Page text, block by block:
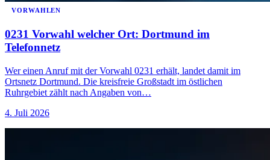
VORWAHLEN
0231 Vorwahl welcher Ort: Dortmund im
Telefonnetz
Wer einen Anruf mit der Vorwahl 0231 erhält, landet damit im
Ortsnetz Dortmund. Die kreisfreie Großstadt im östlichen
Ruhrgebiet zählt nach Angaben von…
4. Juli 2026